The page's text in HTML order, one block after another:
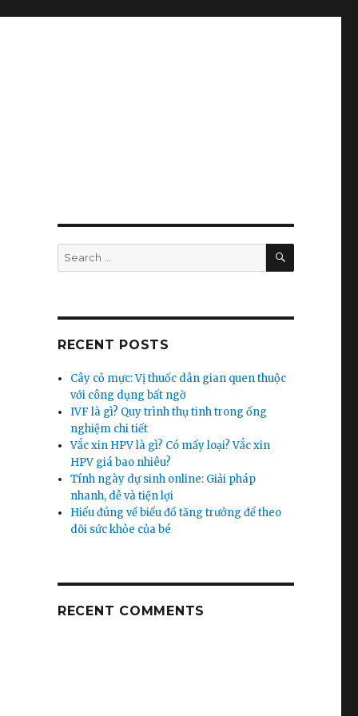
Search
for:
SEARCH
RECENT POSTS
Cây cỏ mực: Vị thuốc dân gian quen thuộc
với công dụng bất ngờ
IVF là gì? Quy trình thụ tinh trong ống
nghiệm chi tiết
Vắc xin HPV là gì? Có mấy loại? Vắc xin
HPV giá bao nhiêu?
Tính ngày dự sinh online: Giải pháp
nhanh, dễ và tiện lợi
Hiểu đúng về biểu đồ tăng trưởng để theo
dõi sức khỏe của bé
RECENT COMMENTS